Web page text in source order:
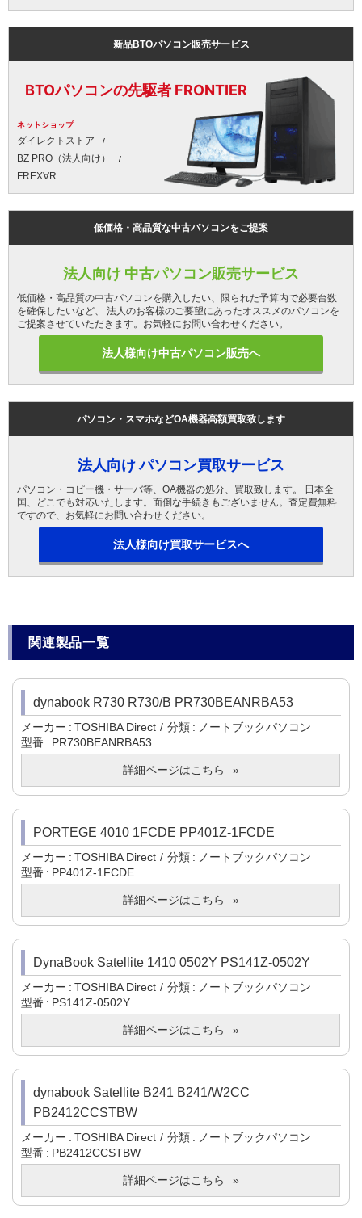
新品BTOパソコン販売サービス
BTOパソコンの先駆者 FRONTIER
ネットショップ
ダイレクトストア
BZ PRO（法人向け）
FREX∀R
低価格・高品質な中古パソコンをご提案
法人向け 中古パソコン販売サービス
低価格・高品質の中古パソコンを購入したい、限られた予算内で必要台数
を確保したいなど、 法人のお客様のご要望にあったオススメのパソコンを
ご提案させていただきます。お気軽にお問い合わせください。
法人様向け中古パソコン販売へ
パソコン・スマホなどOA機器高額買取致します
法人向け パソコン買取サービス
パソコン・コピー機・サーバ等、OA機器の処分、買取致します。 日本全
国、どこでも対応いたします。面倒な手続きもございません。査定費無料
ですので、お気軽にお問い合わせください。
法人様向け買取サービスへ
関連製品一覧
dynabook R730 R730/B PR730BEANRBA53
メーカー TOSHIBA Direct 分類
ノートブックパソコン
型番
PR730BEANRBA53
詳細ページはこちら
PORTEGE 4010 1FCDE PP401Z-1FCDE
メーカー TOSHIBA Direct 分類
ノートブックパソコン
型番
PP401Z-1FCDE
詳細ページはこちら
DynaBook Satellite 1410 0502Y PS141Z-0502Y
メーカー TOSHIBA Direct 分類
ノートブックパソコン
型番
PS141Z-0502Y
詳細ページはこちら
dynabook Satellite B241 B241/W2CC
PB2412CCSTBW
メーカー TOSHIBA Direct 分類
ノートブックパソコン
型番
PB2412CCSTBW
詳細ページはこちら